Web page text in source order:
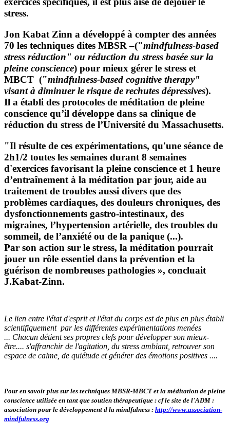
stress.
Jon Kabat Zinn a développé à compter des années
70 les techniques dites MBSR –("mindfulness-based
stress réduction" ou réduction du stress basée sur la
pleine conscience) pour mieux gérer le stress et
MBCT ("mindfulness-based cognitive therapy"
visant à diminuer le risque de rechutes dépressives).
Il a établi des protocoles de méditation de pleine
conscience qu’il développe dans sa clinique de
réduction du stress de l’Université du Massachusetts.
"Il résulte de ces expérimentations, qu'une séance de
2h1/2 toutes les semaines durant 8 semaines
d'exercices favorisant la pleine conscience et 1 heure
d’entraînement à la méditation par jour, aide au
traitement de troubles aussi divers que des
problèmes cardiaques, des douleurs chroniques, des
dysfonctionnements gastro-intestinaux, des
migraines, l’hypertension artérielle, des troubles du
sommeil, de l’anxiété ou de la panique (...).
Par son action sur le stress, la méditation pourrait
jouer un rôle essentiel dans la prévention et la
guérison de nombreuses pathologies », concluait
J.Kabat-Zinn.
Le lien entre l'état d'esprit et l'état du corps est de plus en plus établi
scientifiquement par les différentes expérimentations menées
... Chacun détient ses propres clefs pour développer son mieux-
être.... s'affranchir de l'agitation, du stress ambiant, retrouver son
espace de calme, de quiétude et générer des émotions positives ....
Pour en savoir plus sur les techniques MBSR-MBCT et la méditation de pleine
conscience utilisée en tant que soutien thérapeutique : cf le site de l'ADM :
association pour le développement d la mindfulness : http://www.association-
mindfulness.org